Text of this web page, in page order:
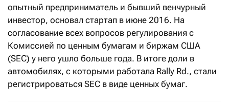
опытный предприниматель и бывший венчурный
инвестор, основал стартап в июне 2016. На
согласование всех вопросов регулирования с
Комиссией по ценным бумагам и биржам США
(SEC) у него ушло больше года. В итоге доли в
автомобилях, с которыми работала Rally Rd., стали
регистрироваться SEC в виде ценных бумаг.